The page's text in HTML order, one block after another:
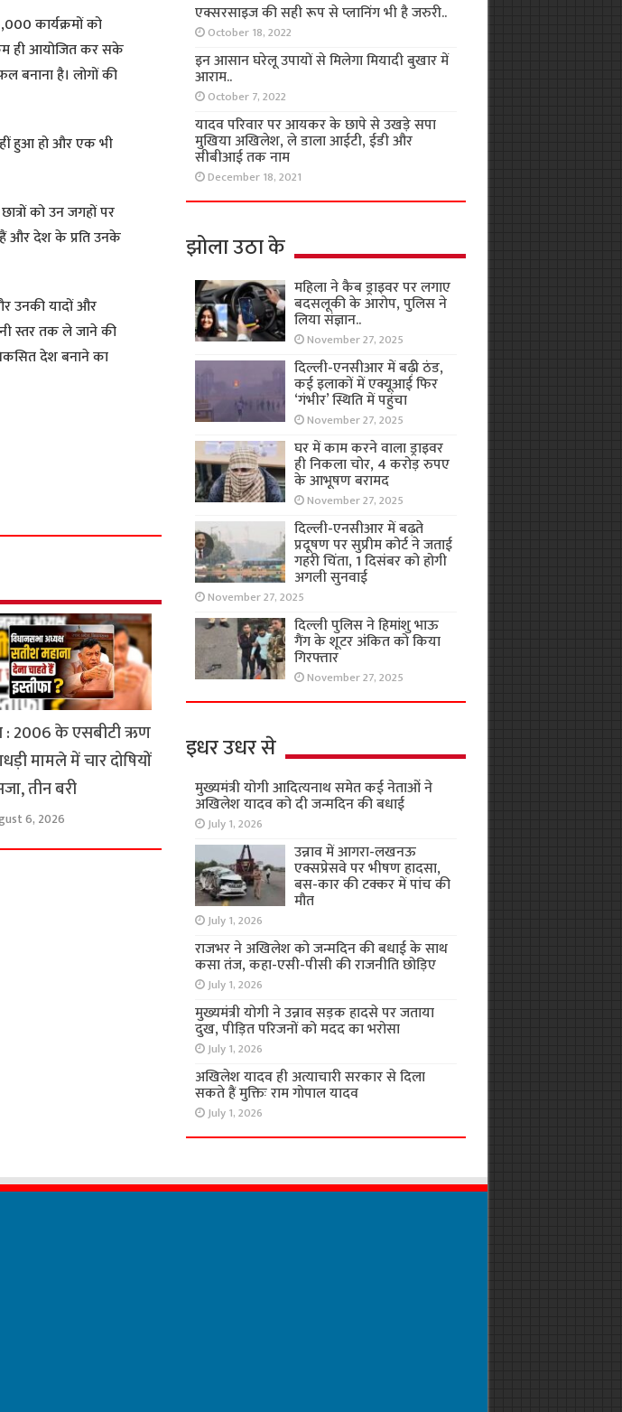
कार्यक्रमों को
ही आयोजित कर सके
बनाना है। लोगों की
हुआ हो और एक भी
को उन जगहों पर
और देश के प्रति उनके
उनकी यादों और
स्तर तक ले जाने की
देश बनाने का
2006 के एसबीटी ऋण
मामले में चार दोषियों
तीन बरी
6, 2026
एक्सरसाइज की सही रूप से प्लानिंग भी है जरुरी..
October 18, 2022
इन आसान घरेलू उपायों से मिलेगा मियादी बुखार में
आराम..
October 7, 2022
यादव परिवार पर आयकर के छापे से उखड़े सपा
मुखिया अखिलेश, ले डाला आईटी, ईडी और
सीबीआई तक नाम
December 18, 2021
झोला उठा के
महिला ने कैब ड्राइवर पर लगाए
बदसलूकी के आरोप, पुलिस ने
लिया संज्ञान..
November 27, 2025
दिल्ली-एनसीआर में बढ़ी ठंड,
कई इलाकों में एक्यूआई फिर
‘गंभीर’ स्थिति में पहुंचा
November 27, 2025
घर में काम करने वाला ड्राइवर
ही निकला चोर, 4 करोड़ रुपए
के आभूषण बरामद
November 27, 2025
दिल्ली-एनसीआर में बढ़ते
प्रदूषण पर सुप्रीम कोर्ट ने जताई
गहरी चिंता, 1 दिसंबर को होगी
अगली सुनवाई
November 27, 2025
दिल्ली पुलिस ने हिमांशु भाऊ
गैंग के शूटर अंकित को किया
गिरफ्तार
November 27, 2025
इधर उधर से
मुख्यमंत्री योगी आदित्यनाथ समेत कई नेताओं ने
अखिलेश यादव को दी जन्मदिन की बधाई
July 1, 2026
उन्नाव में आगरा-लखनऊ
एक्सप्रेसवे पर भीषण हादसा,
बस-कार की टक्कर में पांच की
मौत
July 1, 2026
राजभर ने अखिलेश को जन्मदिन की बधाई के साथ
कसा तंज, कहा-एसी-पीसी की राजनीति छोड़िए
July 1, 2026
मुख्यमंत्री योगी ने उन्नाव सड़क हादसे पर जताया
दुख, पीड़ित परिजनों को मदद का भरोसा
July 1, 2026
अखिलेश यादव ही अत्याचारी सरकार से दिला
सकते हैं मुक्तिः राम गोपाल यादव
July 1, 2026